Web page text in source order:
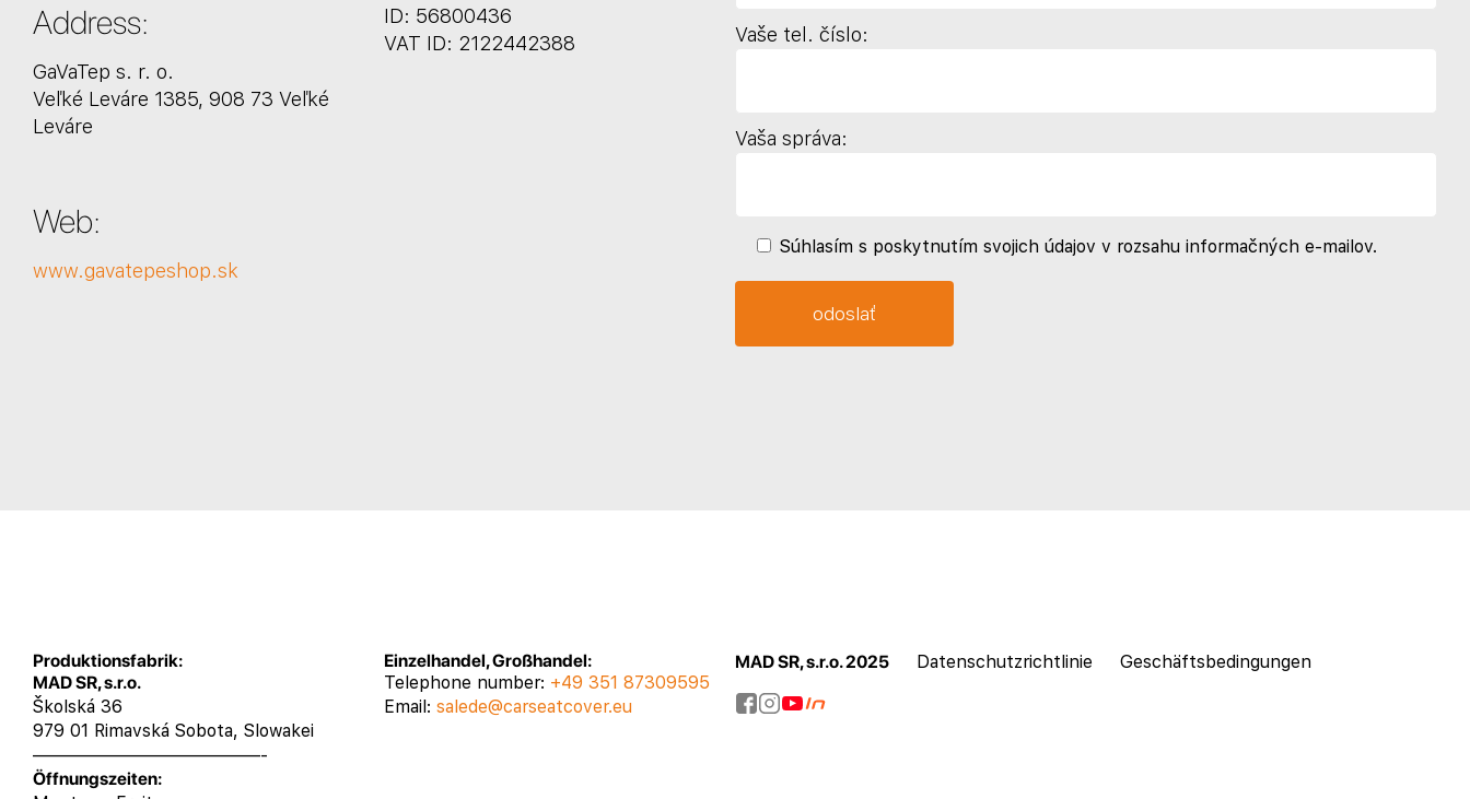
Address:
GaVaTep s. r. o.
Veľké Leváre 1385, 908 73 Veľké
Leváre
ID: 56800436
VAT ID: 2122442388
Web:
www.gavatepeshop.sk
Vaše tel. číslo:
Vaša správa:
Súhlasím s poskytnutím svojich údajov v rozsahu informačných e-mailov.
Produktionsfabrik:
MAD SR, s.r.o.
Školská 36
979 01 Rimavská Sobota, Slowakei
—————————————-
Öffnungszeiten:
Einzelhandel, Großhandel:
Telephone number: +49 351 87309595
Email: salede@carseatcover.eu
MAD SR, s.r.o. 2025 Datenschutzrichtlinie Geschäftsbedingungen